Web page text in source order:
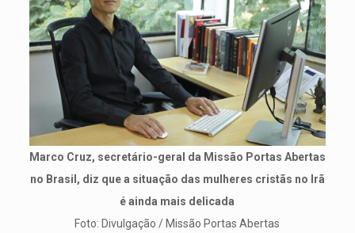
Marco Cruz, secretário-geral da Missão Portas Abertas
no Brasil, diz que a situação das mulheres cristãs no Irã
é ainda mais delicada
Foto: Divulgação / Missão Portas Abertas